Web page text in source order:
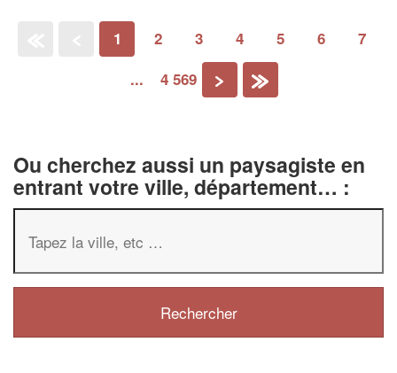
1 2 3 4 5 6
7
...
4 569 »
Ou cherchez aussi un paysagiste en
entrant votre ville, département… :